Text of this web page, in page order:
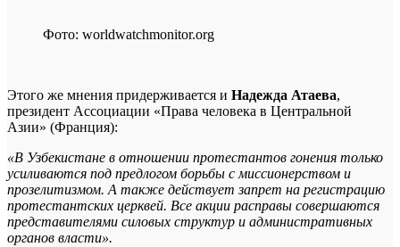
Фото: worldwatchmonitor.org
Этого же мнения придерживается и Надежда Атаева,
президент Ассоциации «Права человека в Центральной
Азии» (Франция):
«В Узбекистане в отношении протестантов гонения только
усиливаются под предлогом борьбы с миссионерством и
прозелитизмом. А также действует запрет на регистрацию
протестантских церквей. Все акции расправы совершаются
представителями силовых структур и административных
органов власти».